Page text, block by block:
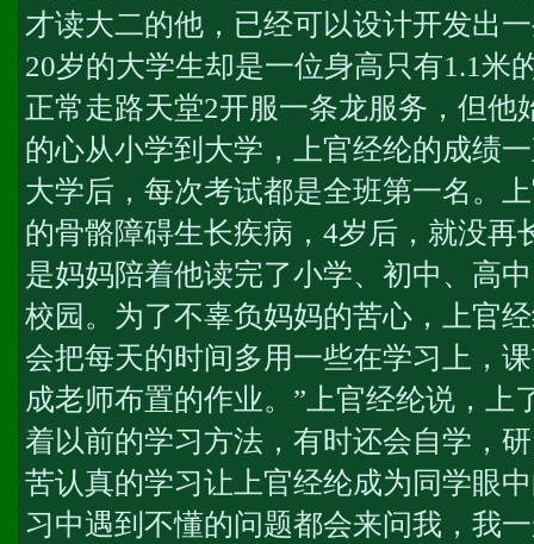
才读大二的他，已经可以设计开发出
20岁的大学生却是一位身高只有1.1米
正常走路天堂2开服一条龙服务 ，但
的心从小学到大学，上官经纶的成绩
大学后，每次考试都是全班第一名。
的骨骼障碍生长疾病，4岁后，就没再
是妈妈陪着他读完了小学、初中、高
校园。为了不辜负妈妈的苦心，上官
会把每天的时间多用一些在学习上，
成老师布置的作业。”上官经纶说，上
着以前的学习方法，有时还会自学，
苦认真的学习让上官经纶成为同学眼
习中遇到不懂的问题都会来问我，我